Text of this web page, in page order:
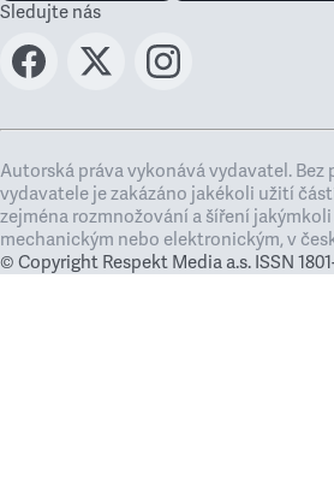
Sledujte nás
Autorská práva vykonává vydavatel. Bez
vydavatele je zakázáno jakékoli užití
zejména rozmnožování a šíření
mechanickým nebo elektronickým, v
© Copyright Respekt Media a.s. ISSN